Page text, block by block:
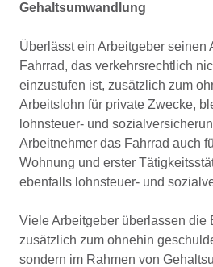
Gehaltsumwandlung
Überlässt ein Arbeitgeber seinen
Fahrrad, das verkehrsrechtlich
einzustufen ist, zusätzlich zum
Arbeitslohn für private Zwecke,
lohnsteuer- und
Arbeitnehmer das Fahrrad auch
Wohnung und erster
ebenfalls lohnsteuer- und
Viele Arbeitgeber überlassen die
zusätzlich zum ohnehin
sondern im Rahmen von